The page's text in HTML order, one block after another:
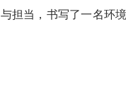
担当，书写了一名环